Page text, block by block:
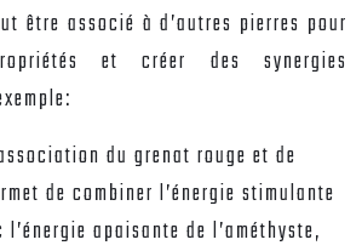
être associé à d’autres pierres pour
et créer des synergies
du grenat rouge et de
de combiner l’énergie stimulante
apaisante de l’améthyste,